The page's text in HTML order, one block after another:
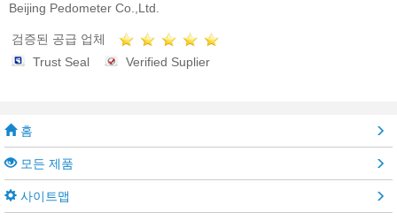
Beijing Pedometer Co.,Ltd.
검증된 공급 업체
Trust Seal
Verified Suplier
홈
모든 제품
사이트맵